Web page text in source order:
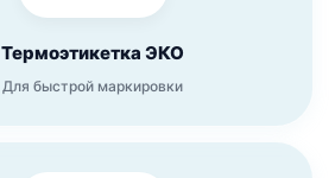
Термоэтикетка ЭКО
Для быстрой маркировки